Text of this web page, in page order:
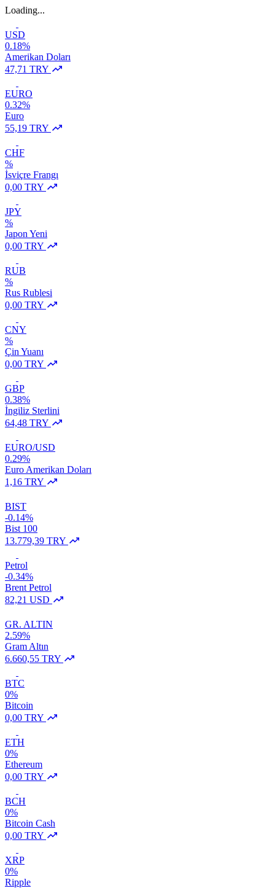
Loading...
USD
0.18%
Amerikan Doları
47,71 TRY
EURO
0.32%
Euro
55,19 TRY
CHF
%
İsviçre Frangı
0,00 TRY
JPY
%
Japon Yeni
0,00 TRY
RUB
%
Rus Rublesi
0,00 TRY
CNY
%
Çin Yuanı
0,00 TRY
GBP
0.38%
İngiliz Sterlini
64,48 TRY
EURO/USD
0.29%
Euro Amerikan Doları
1,16 TRY
BIST
-0.14%
Bist 100
13.779,39 TRY
Petrol
-0.34%
Brent Petrol
82,21 USD
GR. ALTIN
2.59%
Gram Altın
6.660,55 TRY
BTC
0%
Bitcoin
0,00 TRY
ETH
0%
Ethereum
0,00 TRY
BCH
0%
Bitcoin Cash
0,00 TRY
XRP
0%
Ripple